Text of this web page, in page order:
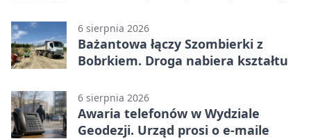
6 sierpnia 2026
Bażantowa łączy Szombierki z
Bobrkiem. Droga nabiera kształtu
6 sierpnia 2026
Awaria telefonów w Wydziale
Geodezji. Urząd prosi o e-maile